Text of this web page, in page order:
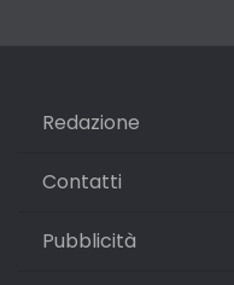
Redazione
Contatti
Pubblicità